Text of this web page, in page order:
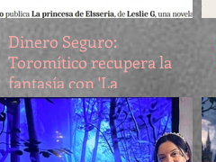
Dinero Seguro:
Toromítico recupera la
fantasía con 'La
princesa de Elsseria'